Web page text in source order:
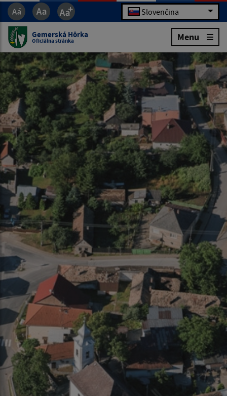
Slovenčina
Gemerská Hôrka
Oficiálna stránka Menu